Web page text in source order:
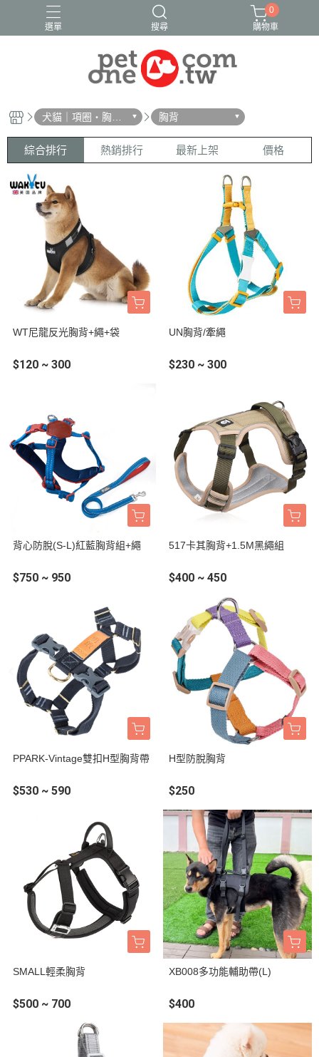
選單 搜尋
0
購物車
犬貓｜項圈・胸
背・拉繩
胸背
綜合排行 熱銷排行 最新上架 價格
WT尼龍反光胸背+繩+袋
$120 ~ 300
UN胸背/牽繩
$230 ~ 300
背心防脫(S-L)紅藍胸背組+繩
$750 ~ 950
517卡其胸背+1.5M黑繩組
$400 ~ 450
PPARK-Vintage雙扣H型胸背帶
$530 ~ 590
H型防脫胸背
$250
SMALL輕柔胸背
$500 ~ 700
XB008多功能輔助帶(L)
$400